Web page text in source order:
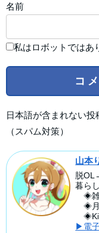
名前
私はロボットではあ
日本語が含まれない投
（スパム対策）
山本
脱
暮ら
◈雑
◈月
▶電